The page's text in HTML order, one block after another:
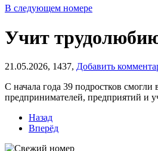
В следующем номере
Учит
21.05.2026, 1437, Добавить
С начала года 39 подростков смогли
предпринимателей, предприятий и
Назад
Вперёд